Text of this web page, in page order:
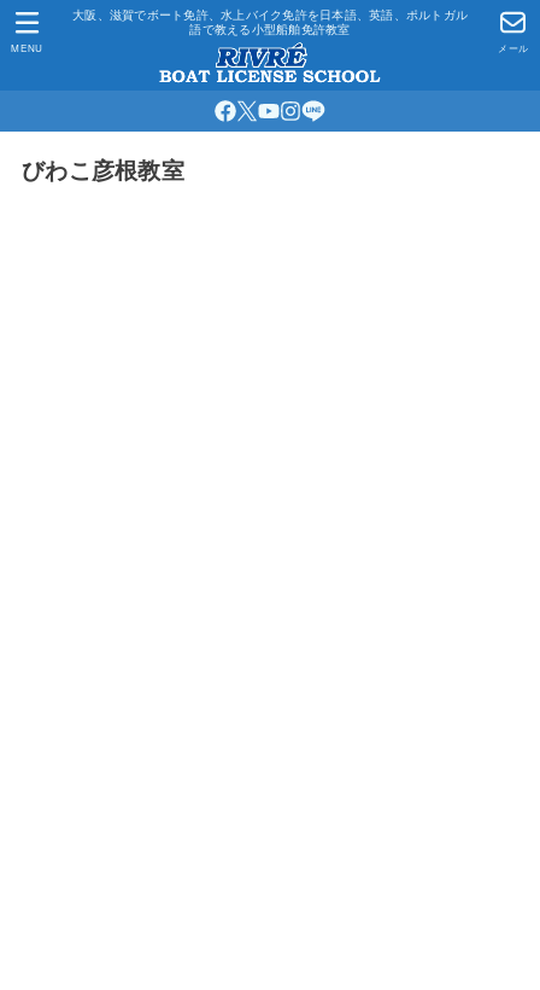
大阪、滋賀でボート免許、水上バイク免許を日本語、英語、ポルトガル
語で教える小型船舶免許教室
メール
MENU
びわこ彦根教室